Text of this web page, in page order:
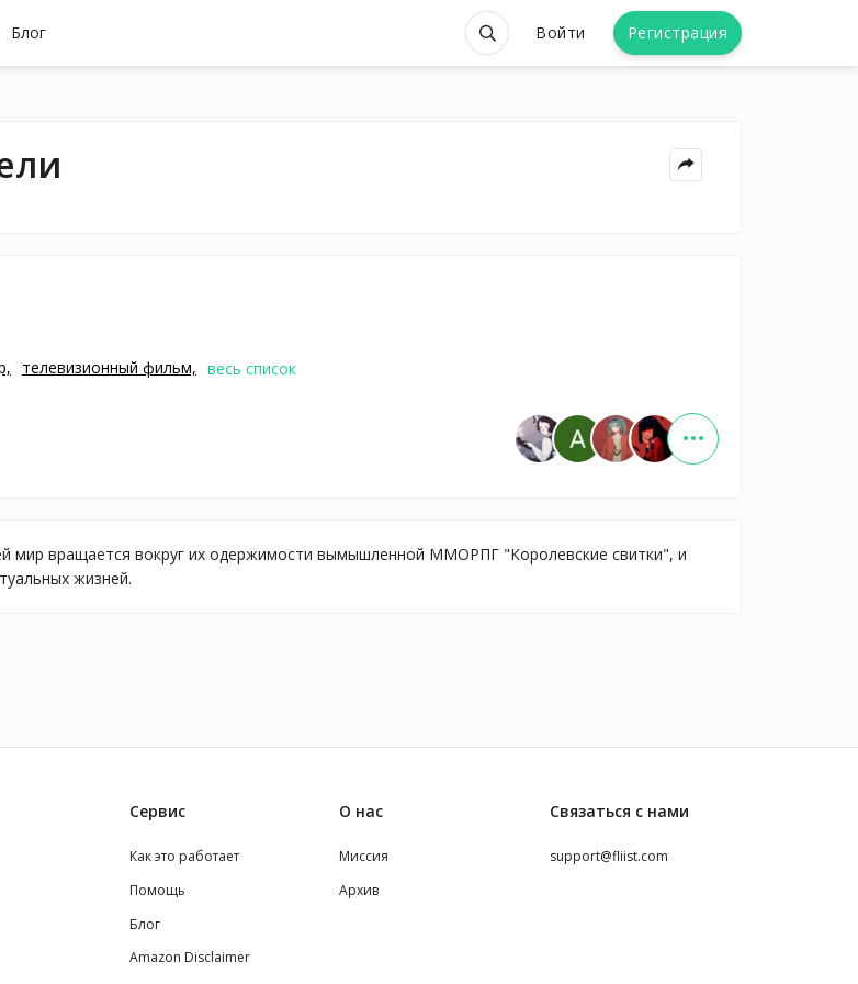
Блог Войти Регистрация
телевизионный фильм, весь список
мир вращается вокруг их одержимости вымышленной ММОРПГ "Королевские свитки", и
жизней.
Сервис
Как это работает
Помощь
Блог
Amazon Disclaimer
О нас
Миссия
Архив
Связаться с нами
support@fliist.com